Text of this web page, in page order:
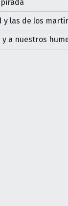
las de los
a nuestros